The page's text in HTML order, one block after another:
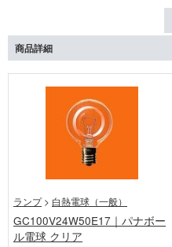
商品詳細
ランプ > 白熱電球（一般）
GC100V24W50E17｜パナボー
ル電球 クリア